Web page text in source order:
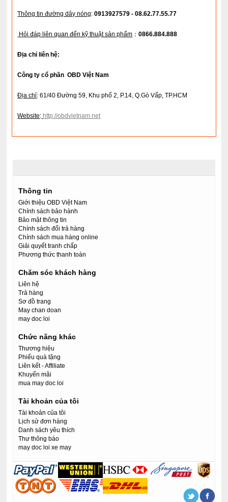
Thông tin đường dây nóng:0913927579 - 08.62.77.55.77
Hỏi đáp liên quan đến kỹ thuật sản phẩm ：0866.884.888
Địa chỉ liên hệ:
Công ty cổ phần OBD Việt Nam
Địa chỉ: 61/40 Đường 59, Khu phố 2, P.14, Q.Gò Vấp, TP.HCM
Website: http://obdvietnam.net
Thông tin
Giới thiệu OBD Việt Nam
Chính sách bảo hành
Bảo mật thông tin
Chính sách đổi trả hàng
Chính sách mua hàng online
Giải quyết tranh chấp
Phương thức thanh toán
Chăm sóc khách hàng
Liên hệ
Trả hàng
Sơ đồ trang
May chan doan
may doc loi
Chức năng khác
Thương hiệu
Phiếu quà tặng
Liên kết - Affiliate
Khuyến mãi
mua may doc loi
Tài khoản của tôi
Tài khoản của tôi
Lịch sử đơn hàng
Danh sách yêu thích
Thư thông báo
may doc loi xe may